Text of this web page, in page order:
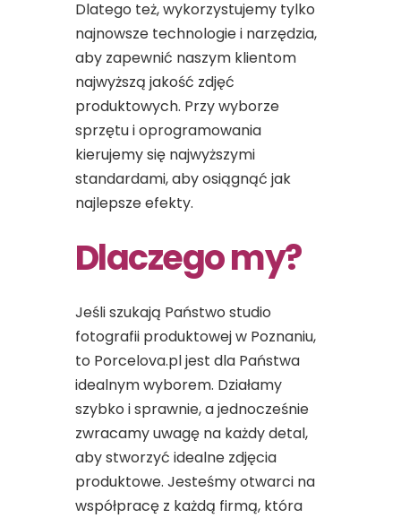
Dlatego też, wykorzystujemy tylko
najnowsze technologie i narzędzia,
aby zapewnić naszym klientom
najwyższą jakość zdjęć
produktowych. Przy wyborze
sprzętu i oprogramowania
kierujemy się najwyższymi
standardami, aby osiągnąć jak
najlepsze efekty.
Dlaczego my?
Jeśli szukają Państwo studio
fotografii produktowej w Poznaniu,
to Porcelova.pl jest dla Państwa
idealnym wyborem. Działamy
szybko i sprawnie, a jednocześnie
zwracamy uwagę na każdy detal,
aby stworzyć idealne zdjęcia
produktowe. Jesteśmy otwarci na
współpracę z każdą firmą, która